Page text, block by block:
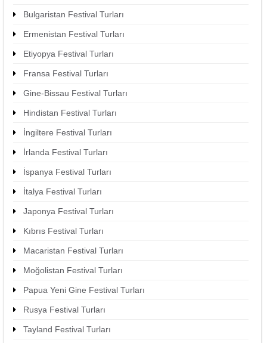
Bulgaristan Festival Turları
Ermenistan Festival Turları
Etiyopya Festival Turları
Fransa Festival Turları
Gine-Bissau Festival Turları
Hindistan Festival Turları
İngiltere Festival Turları
İrlanda Festival Turları
İspanya Festival Turları
İtalya Festival Turları
Japonya Festival Turları
Kıbrıs Festival Turları
Macaristan Festival Turları
Moğolistan Festival Turları
Papua Yeni Gine Festival Turları
Rusya Festival Turları
Tayland Festival Turları